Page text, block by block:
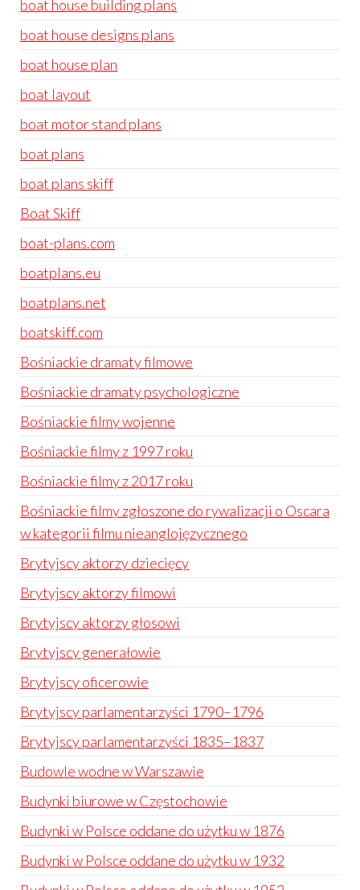
boat house building plans
boat house designs plans
boat house plan
boat layout
boat motor stand plans
boat plans
boat plans skiff
Boat Skiff
boat-plans.com
boatplans.eu
boatplans.net
boatskiff.com
Bośniackie dramaty filmowe
Bośniackie dramaty psychologiczne
Bośniackie filmy wojenne
Bośniackie filmy z 1997 roku
Bośniackie filmy z 2017 roku
Bośniackie filmy zgłoszone do rywalizacji o Oscara
w kategorii filmu nieanglojęzycznego
Brytyjscy aktorzy dziecięcy
Brytyjscy aktorzy filmowi
Brytyjscy aktorzy głosowi
Brytyjscy generałowie
Brytyjscy oficerowie
Brytyjscy parlamentarzyści 1790–1796
Brytyjscy parlamentarzyści 1835–1837
Budowle wodne w Warszawie
Budynki biurowe w Częstochowie
Budynki w Polsce oddane do użytku w 1876
Budynki w Polsce oddane do użytku w 1932